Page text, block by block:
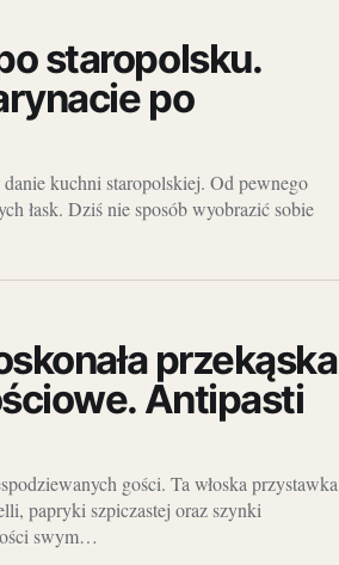
staropolsku.
po
kuchni staropolskiej. Od pewnego
łask. Dziś nie sposób wyobrazić sobie
przekąska
Antipasti
gości. Ta włoska przystawka
papryki szpiczastej oraz szynki
swym…